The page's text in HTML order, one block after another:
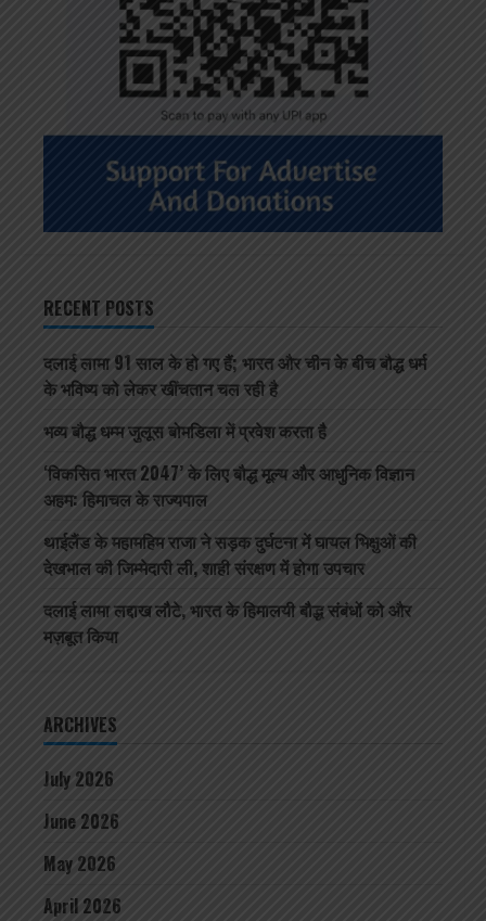
RECENT POSTS
दलाई लामा 91 साल के हो गए हैं; भारत और चीन के बीच बौद्ध धर्म
के भविष्य को लेकर खींचतान चल रही है
भव्य बौद्ध धम्म जुलूस बोमडिला में प्रवेश करता है
‘विकसित भारत 2047’ के लिए बौद्ध मूल्य और आधुनिक विज्ञान
अहम: हिमाचल के राज्यपाल
थाईलैंड के महामहिम राजा ने सड़क दुर्घटना में घायल भिक्षुओं की
देखभाल की जिम्मेदारी ली, शाही संरक्षण में होगा उपचार
दलाई लामा लद्दाख लौटे, भारत के हिमालयी बौद्ध संबंधों को और
मज़बूत किया
ARCHIVES
July 2026
June 2026
May 2026
April 2026